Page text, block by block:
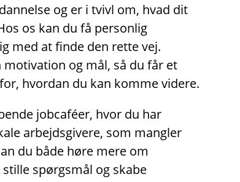
og er i tvivl om, hvad dit
os kan du få personlig
med at finde den rette vej.
og mål, så du får et
hvordan du kan komme videre.
jobcaféer, hvor du har
arbejdsgivere, som mangler
du både høre mere om
spørgsmål og skabe